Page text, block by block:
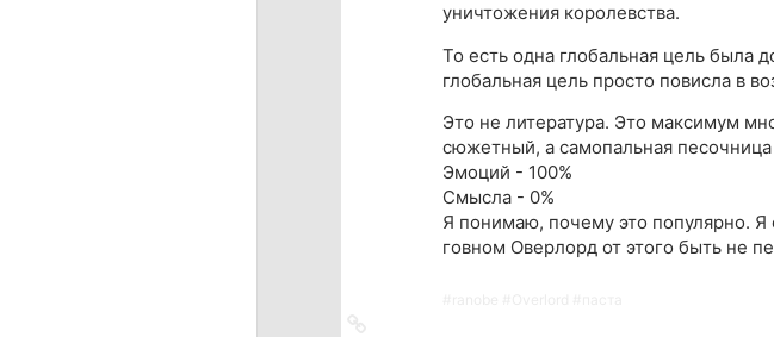
уничтожения королевства.
То есть одна глобальная цель была
глобальная цель просто повисла в
Это не литература. Это максимум
сюжетный, а самопальная песочница
Эмоций - 100%
Смысла - 0%
Я понимаю, почему это популярно.
говном Оверлорд от этого быть не